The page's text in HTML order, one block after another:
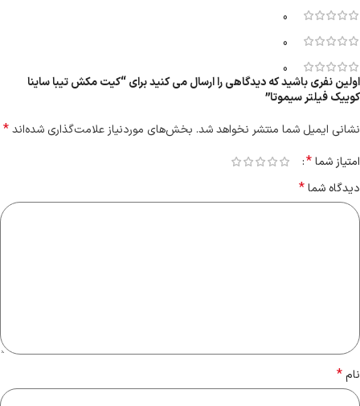
0
0
0
اولین نفری باشید که دیدگاهی را ارسال می کنید برای “کیت مکش تیبا ساینا
کوییک فیلتر سیموتا”
نشانی ایمیل شما منتشر نخواهد شد. بخش‌های موردنیاز علامت‌گذاری شده‌اند*
امتیاز شما*
دیدگاه شما*
نام*